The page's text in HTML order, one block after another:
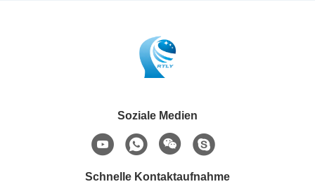
Soziale Medien
Schnelle Kontaktaufnahme